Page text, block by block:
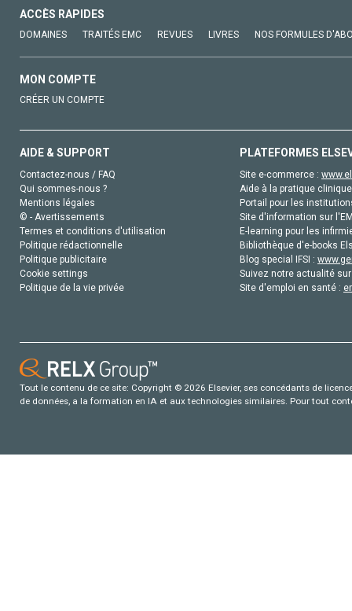
ACCÈS RAPIDES
DOMAINES TRAITÉS EMC REVUES LIVRES NOS FORMULES
MON COMPTE
CRÉER UN COMPTE
AIDE & SUPPORT
Contactez-nous / FAQ
Qui sommes-nous ?
Mentions légales
© - Avertissements
Termes et conditions d'utilisation
Politique rédactionnelle
Politique publicitaire
Cookie settings
Politique de la vie privée
PLATEFORMES
Site e-commerce :
Aide à la pratique
Portail pour les
Site d'information sur
E-learning pour les
Bibliothèque d'e-books
Blog special IFSI :
Suivez notre actualité
Site d'emploi en santé :
Tout le contenu de ce site: Copyright © 2026 Elsevier, ses concédants de
de données, a la formation en IA et aux technologies similaires. Pour tout